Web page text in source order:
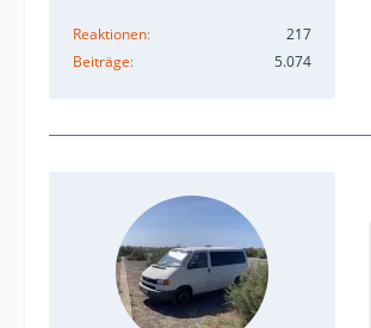
Reaktionen
217
Beiträge
5.074